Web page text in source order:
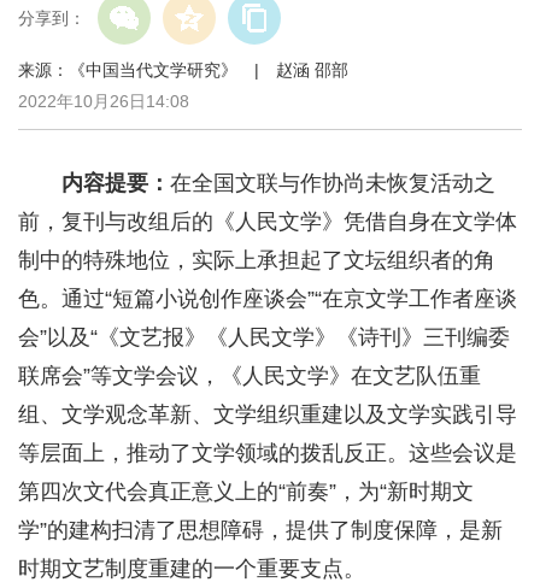
分享到：
来源：《中国当代文学研究》 | 赵涵 邵部
2022年10月26日14:08
内容提要： 在全国文联与作协尚未恢复活动之
前，复刊与改组后的《人民文学》凭借自身在文学体
制中的特殊地位，实际上承担起了文坛组织者的角
色。通过“短篇小说创作座谈会”“在京文学工作者座谈
会”以及“《文艺报》《人民文学》《诗刊》三刊编委
联席会”等文学会议，《人民文学》在文艺队伍重
组、文学观念革新、文学组织重建以及文学实践引导
等层面上，推动了文学领域的拨乱反正。这些会议是
第四次文代会真正意义上的“前奏”，为“新时期文
学”的建构扫清了思想障碍，提供了制度保障，是新
时期文艺制度重建的一个重要支点。